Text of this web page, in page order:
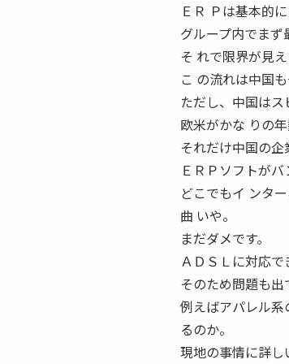
ＥＲ Ｐは基本的
グループ内でまず
そ れで限界が見
こ の流れは中国も
ただし、中国はス
欧米がかな りの
それだけ中国の企
ＥＲＰソフトがバ
どこでもイ ンタ
曲 いや。
まだダメです。
ＡＤＳＬに対応で
そのため問題も出
例えばアパレル
るのか。
現地の事情に詳